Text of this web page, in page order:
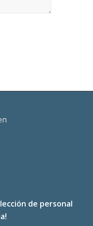
de personal